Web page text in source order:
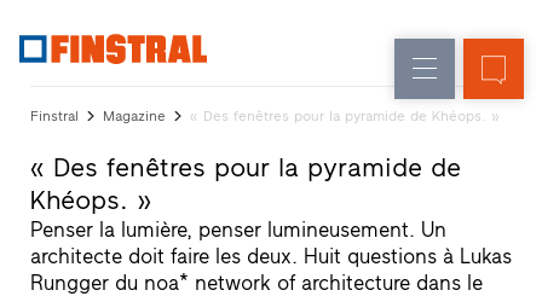
d'entrée
Parois
vitrées
neuve
architectes
Programme
partenaires
Recherche
de
Finstral Magazine « Des fenêtres pour la pyramide de Khéops. »
« Des fenêtres pour la pyramide de
Khéops. »
Penser la lumière, penser lumineusement. Un
architecte doit faire les deux. Huit questions à Lukas
Rungger du noa* network of architecture dans le